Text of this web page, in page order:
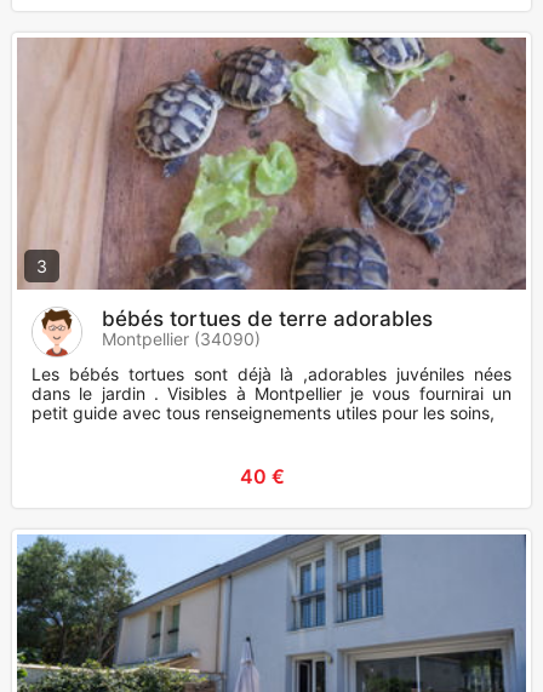
3
bébés tortues de terre adorables
Montpellier (34090)
Les bébés tortues sont déjà là ,adorables juvéniles nées
dans le jardin . Visibles à Montpellier je vous fournirai un
petit guide avec tous renseignements utiles pour les soins,
40 €